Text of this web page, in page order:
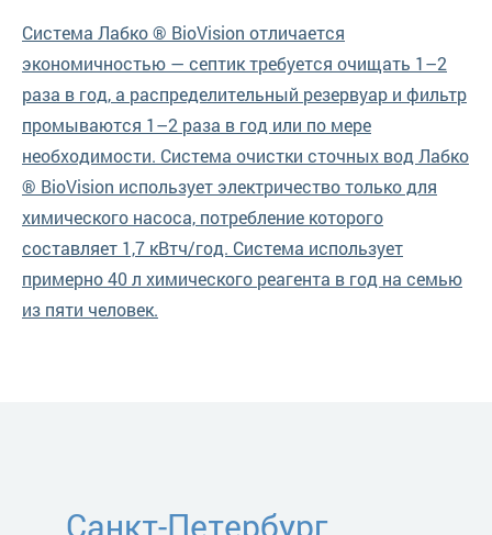
Система Лабко ® BioVision отличается
экономичностью — септик требуется очищать 1–2
раза в год, а распределительный резервуар и фильтр
промываются 1–2 раза в год или по мере
необходимости. Система очистки сточных вод Лабко
® BioVision использует электричество только для
химического насоса, потребление которого
составляет 1,7 кВтч/год. Система использует
примерно 40 л химического реагента в год на семью
из пяти человек.
Санкт-Петербург